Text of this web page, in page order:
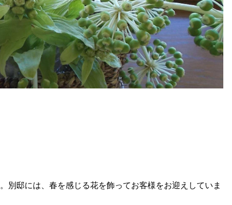
邸には、春を感じる花を飾ってお客様をお迎えしていま